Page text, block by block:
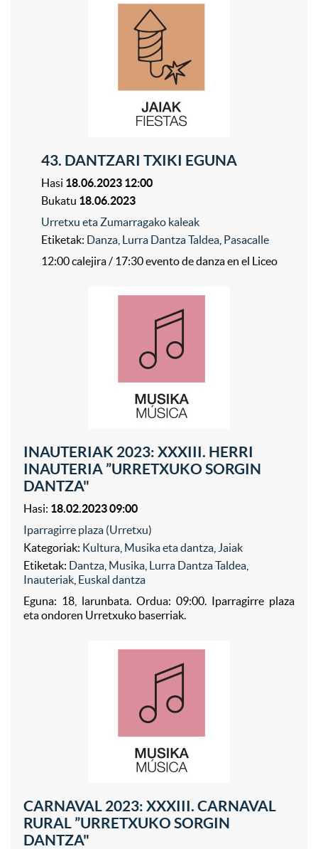
43. DANTZARI TXIKI EGUNA
Hasi 18.06.2023 12:00
Bukatu 18.06.2023
Urretxu eta Zumarragako kaleak
Etiketak: Danza, Lurra Dantza Taldea, Pasacalle
12:00 calejira / 17:30 evento de danza en el Liceo
INAUTERIAK 2023: XXXIII. HERRI
INAUTERIA ”URRETXUKO SORGIN
DANTZA"
Hasi: 18.02.2023 09:00
Iparragirre plaza (Urretxu)
Kategoriak: Kultura Musika eta dantza Jaiak
Etiketak: Dantza Musika Lurra Dantza Taldea
Inauteriak Euskal dantza
Eguna: 18, larunbata. Ordua: 09:00. Iparragirre plaza
eta ondoren Urretxuko baserriak.
CARNAVAL 2023: XXXIII. CARNAVAL
RURAL ”URRETXUKO SORGIN
DANTZA"